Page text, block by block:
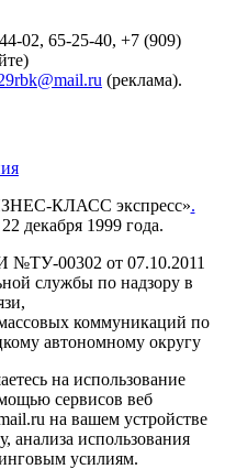
02, 65-25-40, +7 (909)
(реклама).
КЛАСС экспресс».
декабря 1999 года.
№ТУ-00302 от 07.10.2011
службы по надзору в
коммуникаций по
автономному округу
на использование
сервисов веб
на вашем устройстве
анализа использования
усилиям.